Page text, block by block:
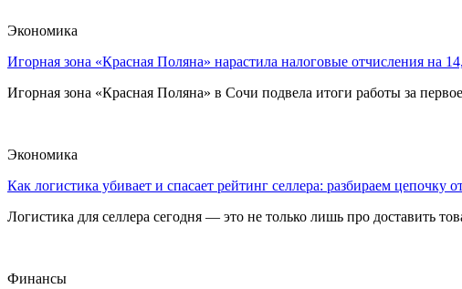
Экономика
Игорная зона «Красная Поляна» нарастила налоговые отчисления на
Игорная зона «Красная Поляна» в Сочи подвела итоги работы за
Экономика
Как логистика убивает и спасает рейтинг селлера: разбираем цепочку
Логистика для селлера сегодня — это не только лишь про доставить
Финансы